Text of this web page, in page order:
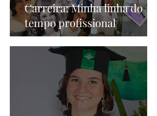
Carreira: Minha linha do
tempo profissional